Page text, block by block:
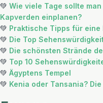
💚 Wie viele Tage sollte
Kapverden einplanen?
💚 Praktische Tipps für eine
💚 Die Top
💚 Die schönsten Strände
💚 Top 10
💚 Ägyptens Tempel
💚 Kenia oder Tansania?